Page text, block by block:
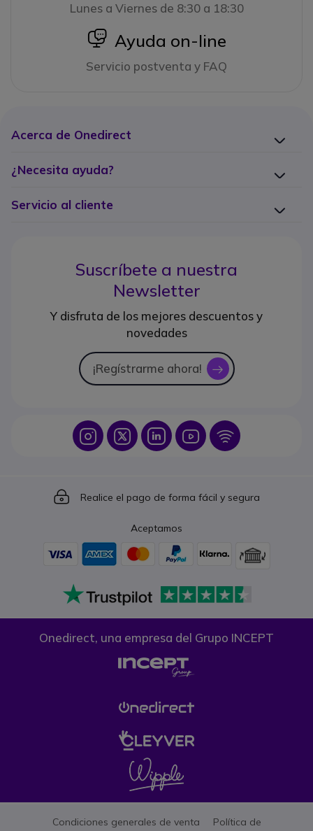
Lunes a Viernes de 8:30 a 18:30
icon
Ayuda on-line
Servicio postventa y FAQ
Acerca de Onedirect
¿Necesita ayuda?
Servicio al cliente
Suscríbete a nuestra
Newsletter
Y disfruta de los mejores descuentos y
novedades
¡Regístrarme ahora! icon
Icon IconIcon Icon Icon
Icon
Realice el pago de forma fácil y segura
Aceptamos
Onedirect, una empresa del Grupo INCEPT
Condiciones generales de venta
Política de